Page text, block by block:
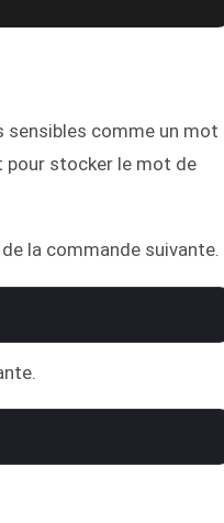
sensibles comme un mot
pour stocker le mot de
la commande suivante.